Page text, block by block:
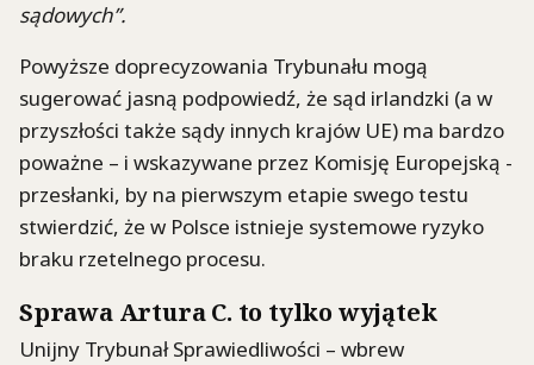
sądowych”.
Powyższe doprecyzowania Trybunału mogą
sugerować jasną podpowiedź, że sąd irlandzki (a w
przyszłości także sądy innych krajów UE) ma bardzo
poważne – i wskazywane przez Komisję Europejską -
przesłanki, by na pierwszym etapie swego testu
stwierdzić, że w Polsce istnieje systemowe ryzyko
braku rzetelnego procesu.
Sprawa Artura C. to tylko wyjątek
Unijny Trybunał Sprawiedliwości – wbrew